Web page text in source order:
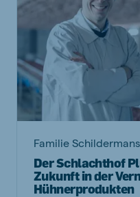
Familie
Der Schlachthof
Zukunft in der
Hühnerprodukten